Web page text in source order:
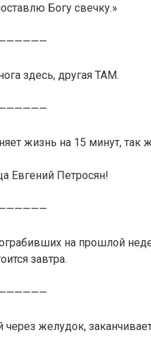
Богу свечку.»
здесь, другая ТАМ.
жизнь на 15 минут, так
Евгений Петросян!
на прошлой
завтра.
желудок,